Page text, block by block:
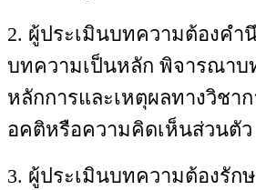
2. ผู้ประเมินบทความต้องคำ
บทความเป็นหลัก พิจารณาบ
หลักการและเหตุผลทางวิชา
อคติหรือความคิดเห็นส่วนตัว
3. ผู้ประเมินบทความต้องรัก